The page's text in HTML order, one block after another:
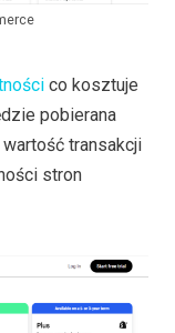
co kosztuje
pobierana
transakcji
stron